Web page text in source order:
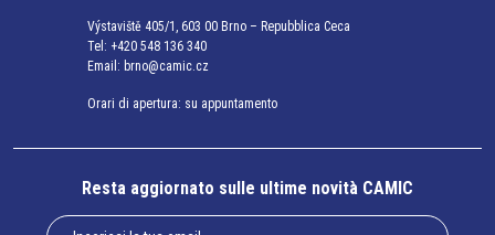
Výstaviště 405/1, 603 00 Brno – Repubblica Ceca
Tel: +420 548 136 340
Email: brno@camic.cz
Orari di apertura: su appuntamento
Resta aggiornato sulle ultime novità CAMIC